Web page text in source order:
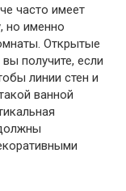
часто имеет
но именно
Открытые
получите, если
линии стен и
ванной